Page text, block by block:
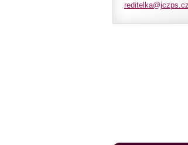
reditelka@jczps.cz